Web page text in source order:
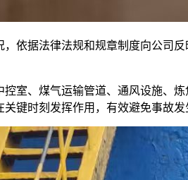
依据法律法规和规章制度向公司
室、煤气运输管道、通风设施、
键时刻发挥作用，有效避免事故发